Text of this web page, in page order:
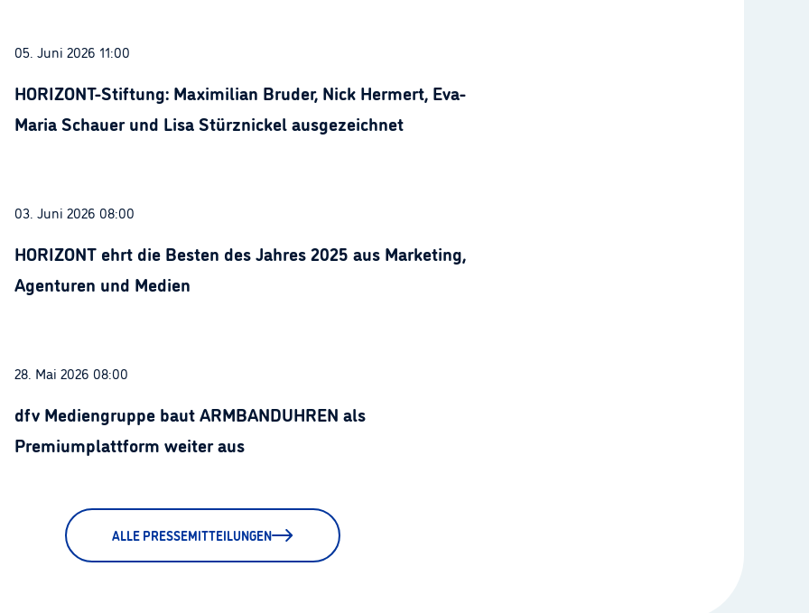
05. Juni 2026 11:00
HORIZONT-Stiftung: Maximilian Bruder, Nick Hermert, Eva-
Maria Schauer und Lisa Stürznickel ausgezeichnet
03. Juni 2026 08:00
HORIZONT ehrt die Besten des Jahres 2025 aus Marketing,
Agenturen und Medien
28. Mai 2026 08:00
dfv Mediengruppe baut ARMBANDUHREN als
Premiumplattform weiter aus
ALLE PRESSEMITTEILUNGEN